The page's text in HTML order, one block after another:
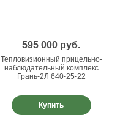
595 000 руб.
Тепловизионный прицельно-
наблюдательный комплекс
Грань-2Л 640-25-22
Купить